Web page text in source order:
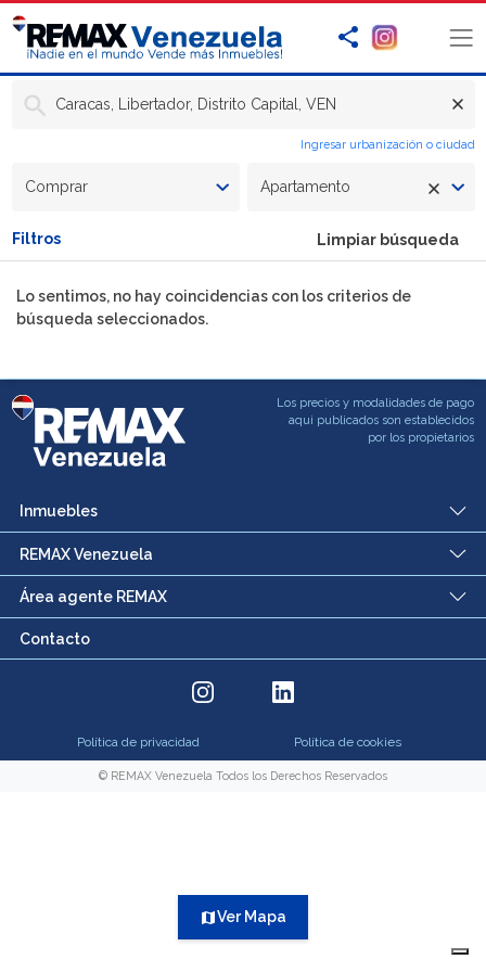
Caracas, Libertador, Distrito Capital, VEN
Ingresar urbanización o ciudad
Comprar Apartamento
Filtros Limpiar búsqueda
Lo sentimos, no hay coincidencias con los criterios de
búsqueda seleccionados.
mapVer Mapa
Los precios y modalidades de pago
aqui publicados son establecidos
por los propietarios
Inmuebles
REMAX Venezuela
Área agente REMAX
Contacto
Política de privacidad Política de cookies
© REMAX Venezuela Todos los Derechos Reservados